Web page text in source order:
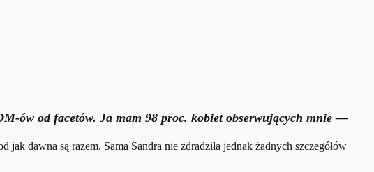
ów od facetów. Ja mam 98 proc. kobiet obserwujących mnie—
dawna są razem. Sama Sandra nie zdradziła jednak żadnych szczegółów